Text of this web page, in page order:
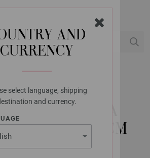
AND
CURRENCY
select language, shipping
and currency.
LANA GROSSA
IGLA BOJA
9,0/60CM